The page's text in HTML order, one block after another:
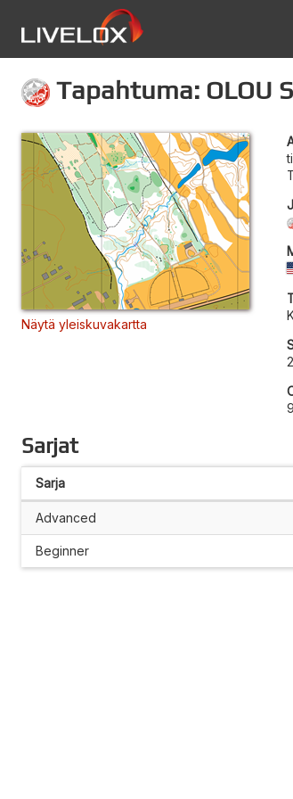
Tapahtuma: OLOU
Näytä yleiskuvakartta
2
9
Sarjat
Sarja
Advanced
Beginner